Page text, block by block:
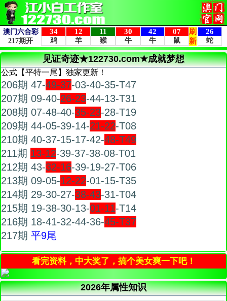
见证奇迹★122730.com★成就梦想
公式【平特一尾】独家更新！
206期 47-49-37-03-40-35-T47
207期 09-40-26-23-44-13-T31
208期 07-48-40-35-23-28-T19
209期 44-05-39-14-21-22-T08
210期 40-37-15-17-42-48-T49
211期 13-12-39-37-38-08-T01
212期 43-32-16-39-19-27-T06
213期 09-05-12-22-01-15-T35
214期 29-30-27-38-43-31-T04
215期 19-38-30-13-01-11-T14
216期 18-41-32-44-36-45-T37
217期 平9尾
看完资料，中大奖了，搞个美女爽一下吧！
2026年属性知识